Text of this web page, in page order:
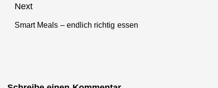
Next
Next
Smart Meals – endlich richtig essen